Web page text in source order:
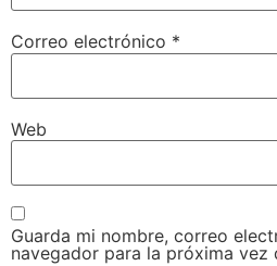
Correo electrónico *
Web
Guarda mi nombre, correo
navegador para la próxima vez